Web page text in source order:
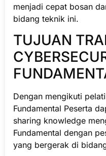
menjadi cepat bosan
bidang teknik ini.
TUJUAN
Dengan mengikuti
Fundamental Peserta
sharing knowledge
Fundamental dengan
yang bergerak di